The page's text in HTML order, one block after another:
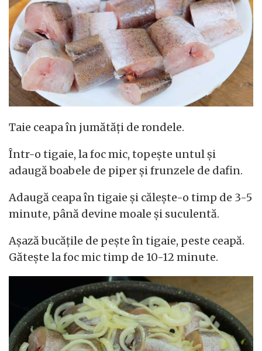
Taie ceapa în jumătăți de rondele.
Într-o tigaie, la foc mic, topește untul și
adaugă boabele de piper și frunzele de dafin.
Adaugă ceapa în tigaie și călește-o timp de 3-5
minute, până devine moale și suculentă.
Așază bucățile de pește în tigaie, peste ceapă.
Gătește la foc mic timp de 10-12 minute.